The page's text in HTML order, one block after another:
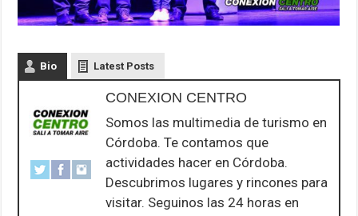
Bio Latest Posts
CONEXION CENTRO
Somos las multimedia de turismo en
Córdoba. Te contamos que
actividades hacer en Córdoba.
Descubrimos lugares y rincones para
visitar. Seguinos las 24 horas en